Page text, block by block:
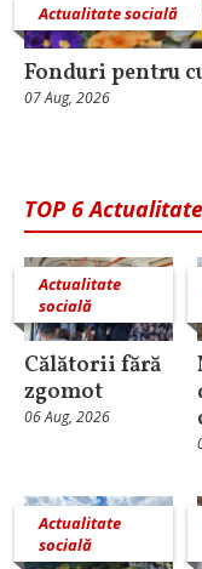
Actualitate socială
Fonduri pentru
07 Aug, 2026
TOP 6
Actualitate
socială
Călătorii fără
zgomot
06 Aug, 2026
Actualitate
socială